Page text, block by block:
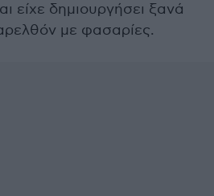
είχε δημιουργήσει ξανά
με φασαρίες.